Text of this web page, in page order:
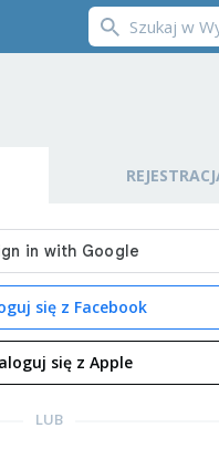
się z Facebook
się z Apple
LUB